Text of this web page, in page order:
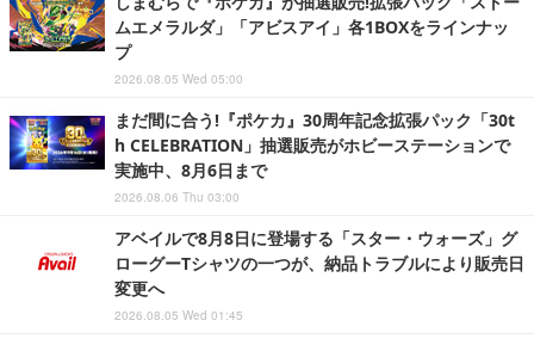
ムエメラルダ」「アビスアイ」各1BOXをラインナッ
プ
2026.08.05 Wed 05:00
まだ間に合う!『ポケカ』30周年記念拡張パック「30t
h CELEBRATION」抽選販売がホビーステーションで
実施中、8月6日まで
2026.08.06 Thu 03:00
アベイルで8月8日に登場する「スター・ウォーズ」グ
ローグーTシャツの一つが、納品トラブルにより販売日
変更へ
2026.08.05 Wed 01:45